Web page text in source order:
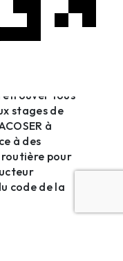
Nos
dans
de points
tous
stages de
à
à des
routière pour
code de la